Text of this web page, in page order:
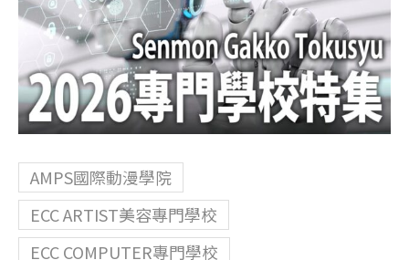
AMPS國際動漫學院
ECC ARTIST美容專門學校
ECC COMPUTER專門學校